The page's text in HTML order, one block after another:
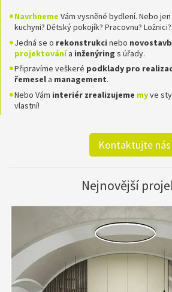
Navrhneme Vám vysněné bydlení. Nebo
kuchyni? Dětský pokojík? Pracovnu?
Jedná se o rekonstrukci nebo
projektovánía inženýring s úřady.
Připravíme veškeré podklady pro
řemesela management.
Nebo Vám interiér zrealizujeme myve
vlastní!
Kontaktujte nás
Nejnovější